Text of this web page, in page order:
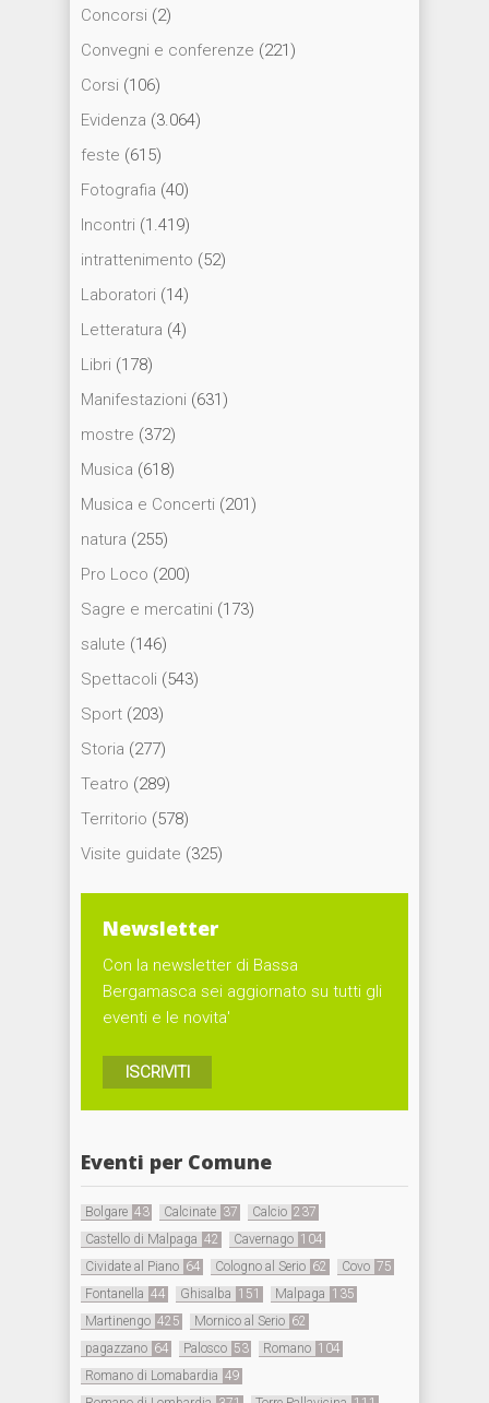
Concorsi (2)
Convegni e conferenze (221)
Corsi (106)
Evidenza (3.064)
feste (615)
Fotografia (40)
Incontri (1.419)
intrattenimento (52)
Laboratori (14)
Letteratura (4)
Libri (178)
Manifestazioni (631)
mostre (372)
Musica (618)
Musica e Concerti (201)
natura (255)
Pro Loco (200)
Sagre e mercatini (173)
salute (146)
Spettacoli (543)
Sport (203)
Storia (277)
Teatro (289)
Territorio (578)
Visite guidate (325)
Newsletter
Con la newsletter di Bassa
Bergamasca sei aggiornato su tutti gli
eventi e le novita'
ISCRIVITI
Eventi per Comune
Bolgare 43 Calcinate 37 Calcio 237
Castello di Malpaga 42 Cavernago 104
Cividate al Piano 64 Cologno al Serio 62 Covo 75
Fontanella 44 Ghisalba 151 Malpaga 135
Martinengo 425 Mornico al Serio 62
pagazzano 64 Palosco 53 Romano 104
Romano di Lomabardia 49